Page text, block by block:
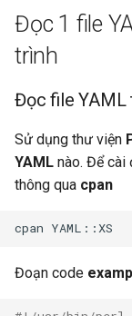
Đọc 1 file
trình
Đọc file YAML
Sử dụng thư viện
YAML nào. Để cài
thông qua cpan
Đoạn code